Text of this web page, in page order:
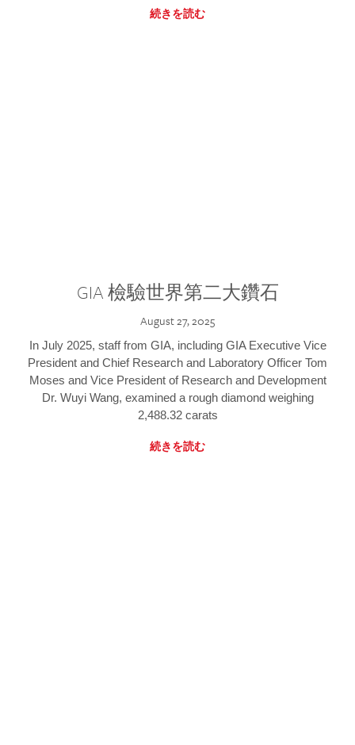
続きを読む
GIA 檢驗世界第二大鑽石
August 27, 2025
In July 2025, staff from GIA, including GIA Executive Vice
President and Chief Research and Laboratory Officer Tom
Moses and Vice President of Research and Development
Dr. Wuyi Wang, examined a rough diamond weighing
2,488.32 carats
続きを読む